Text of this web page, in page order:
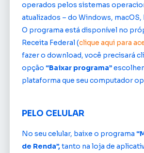
operados pelos sistemas
atualizados – do Windows, macOS,
O programa está disponível no
Receita Federal (clique aqui para
fazer o download, você precisará
opção “Baixar programa”
plataforma que seu computador
PELO CELULAR
No seu celular, baixe o programa
de Renda”,tanto na loja de